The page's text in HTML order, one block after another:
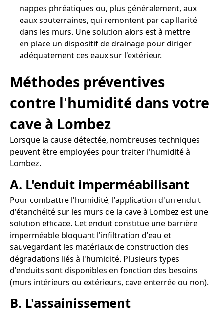
nappes phréatiques ou, plus généralement, aux
eaux souterraines, qui remontent par capillarité
dans les murs. Une solution alors est à mettre
en place un dispositif de drainage pour diriger
adéquatement ces eaux sur l'extérieur.
Méthodes préventives
contre l'humidité dans votre
cave à Lombez
Lorsque la cause détectée, nombreuses techniques
peuvent être employées pour traiter l'humidité à
Lombez.
A. L'enduit imperméabilisant
Pour combattre l'humidité, l'application d'un enduit
d'étanchéité sur les murs de la cave à Lombez est une
solution efficace. Cet enduit constitue une barrière
imperméable bloquant l'infiltration d'eau et
sauvegardant les matériaux de construction des
dégradations liés à l'humidité. Plusieurs types
d'enduits sont disponibles en fonction des besoins
(murs intérieurs ou extérieurs, cave enterrée ou non).
B. L'assainissement